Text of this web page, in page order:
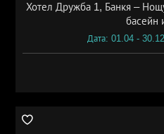
Хотел Дружба 1, Банкя –
басейн
Дата: 01.04 -